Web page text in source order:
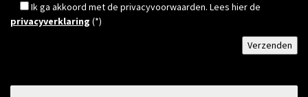
Ik ga akkoord met de privacyvoorwaarden. Lees hier de
privacyverklaring (*)